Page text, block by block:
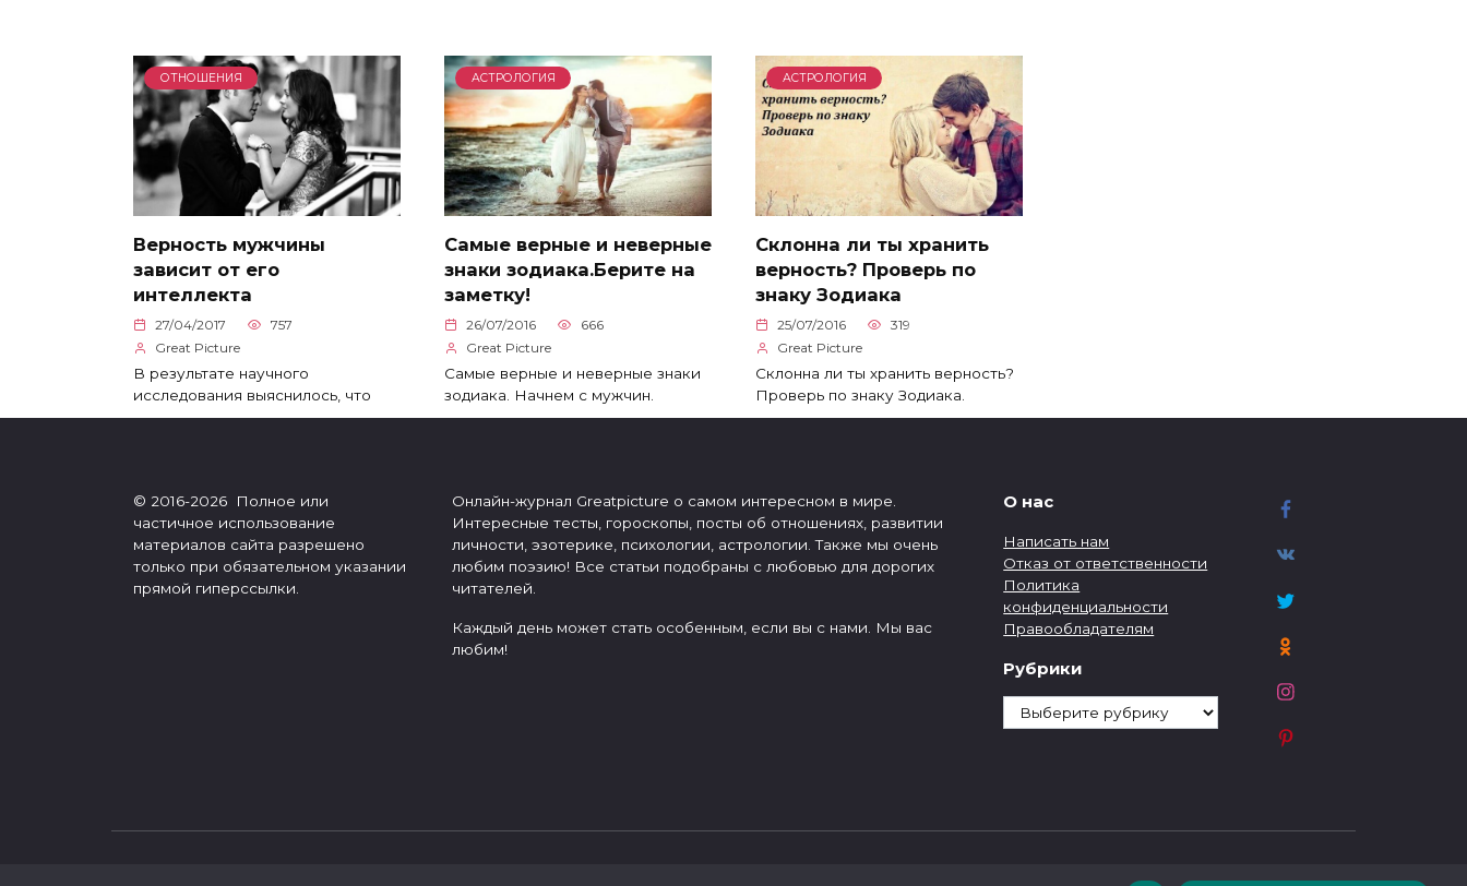
ОТНОШЕНИЯ
Верность мужчины
зависит от его
интеллекта
27/04/2017
757
Great Picture
В результате научного
исследования выяснилось, что
АСТРОЛОГИЯ
Самые верные и неверные
знаки зодиака.Берите на
заметку!
26/07/2016
666
Great Picture
Самые верные и неверные знаки
зодиака. Начнем с мужчин.
АСТРОЛОГИЯ
Склонна ли ты хранить
верность? Проверь по
знаку Зодиака
25/07/2016
319
Great Picture
Склонна ли ты хранить верность?
Проверь по знаку Зодиака.
© 2016-2026 Полное или
частичное использование
материалов сайта разрешено
только при обязательном указании
прямой гиперссылки.
Онлайн-журнал Greatpicture о самом интересном в мире.
Интересные тесты, гороскопы, посты об отношениях, развитии
личности, эзотерике, психологии, астрологии. Также мы очень
любим поэзию! Все статьи подобраны с любовью для дорогих
читателей.
Каждый день может стать особенным, если вы с нами. Мы вас
любим!
О нас
Написать нам
Отказ от ответственности
Политика
конфиденциальности
Правообладателям
Рубрики
Рубрики